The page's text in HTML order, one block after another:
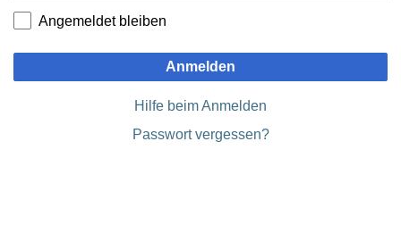
Angemeldet bleiben
Anmelden
Hilfe beim Anmelden
Passwort vergessen?